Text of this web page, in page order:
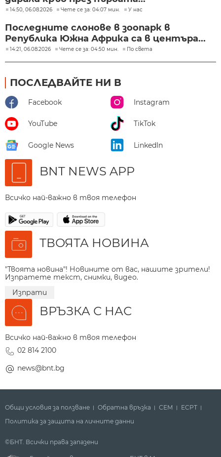
14:50, 06.08.2026 Чете се за: 04:07 мин. У нас
Последните слонове в зоопарк в
Република Южна Африка са в центъра...
14:21, 06.08.2026 Чете се за: 04:50 мин. По света
ПОСЛЕДВАЙТЕ НИ В
Facebook Instagram
YouTube TikTok
Google News LinkedIn
BNT NEWS APP
Всичко най-важно в твоя телефон
ТВОЯТА НОВИНА
"Твоята новина"! Новините от вас, нашите зрители!
Изпратете текст, снимки, видео.
Изпрати
ВРЪЗКА С НАС
Всичко най-важно в твоя телефон
02 814 2100
news@bnt.bg
Общи условия за ползване Обратна връзка СЕМ
ECPT
Политика за защита на личните данни
©БНТ. Всички права запазени